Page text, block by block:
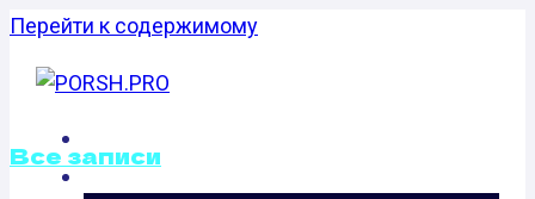
Перейти к содержимому
Все записи